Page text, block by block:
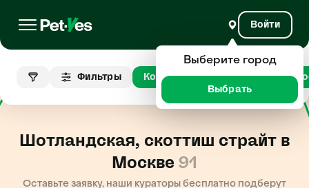
Войти
Фильтры Кошки
Шотландская,
скоттиш
страйт
Шотландская, скоттиш страйт в
Москве 91
Оставьте заявку, наши кураторы бесплатно подберут
Выберите город
Выбрать